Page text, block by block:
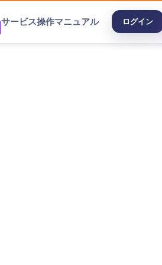
サービス操作マニュアル ログイン